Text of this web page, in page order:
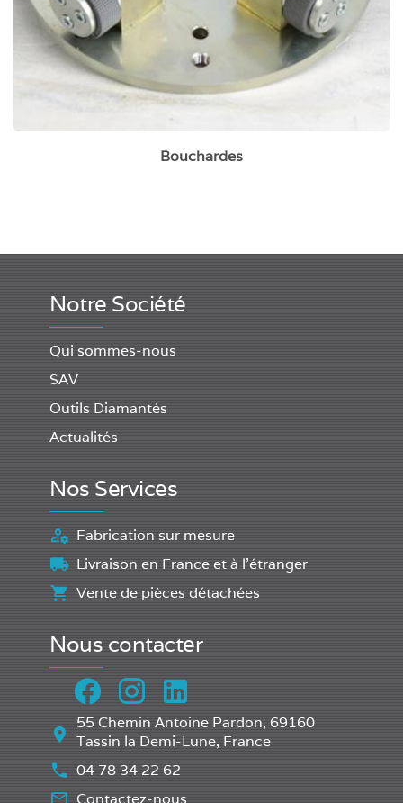
Bouchardes
Notre Société
Qui sommes-nous
SAV
Outils Diamantés
Actualités
Nos Services
Fabrication sur mesure
Livraison en France et à l'étranger
Vente de pièces détachées
Nous contacter
55 Chemin Antoine Pardon, 69160
Tassin la Demi-Lune, France
04 78 34 22 62
Contactez-nous